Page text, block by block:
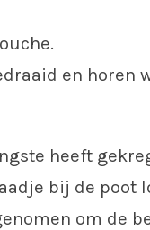
en horen
heeft
bij de poot
om de